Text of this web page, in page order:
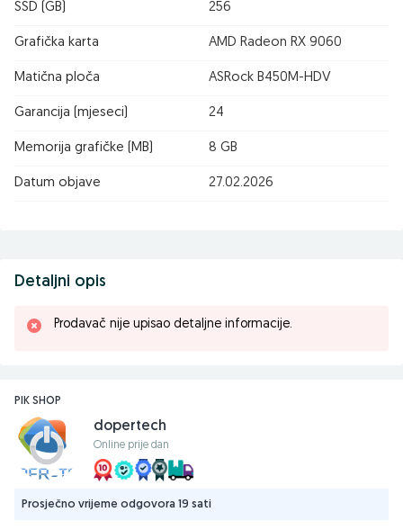
SSD (GB) 256
Grafička karta AMD Radeon RX 9060
Matična ploča ASRock B450M-HDV
Garancija (mjeseci) 24
Memorija grafičke (MB) 8 GB
Datum objave 27.02.2026
Detaljni opis
Prodavač nije upisao detaljne informacije.
PIK SHOP
dopertech
Online prije dan
Prosječno vrijeme odgovora 19 sati